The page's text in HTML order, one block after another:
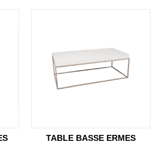
TABLE BASSE ERMES